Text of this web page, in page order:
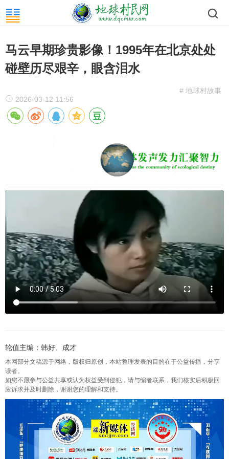
马云早期珍贵影像！1995年在北京处处
碰壁历尽艰辛，眼含泪水
# 地球村故事
2026-03-12 11:56
轮值主编：韩好、成才
本网部分文稿源于网络，版权归原创，本站整理发表的目的在于公益传播，分享
读者。
如您不愿参与公益共享或认为权益受到侵犯，请与编者联系，我们核实后积极回
应诉求并及时删除，谢谢您的理解和支持。